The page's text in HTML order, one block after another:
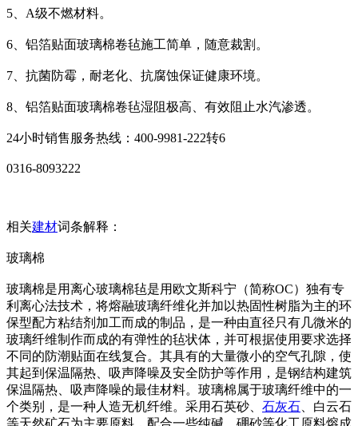
5、A级不燃材料。
6、铝箔贴面玻璃棉卷毡施工简单，随意裁割。
7、抗菌防霉，耐老化、抗腐蚀保证健康环境。
8、铝箔贴面玻璃棉卷毡湿阻极高、有效阻止水汽渗透。
24小时销售服务热线：400-9981-222转6
0316-8093222
相关建材词条解释：
玻璃棉
玻璃棉是用离心玻璃棉毡是用欧文斯科宁（简称OC）独有专
利离心法技术，将熔融玻璃纤维化并加以热固性树脂为主的环
保型配方粘结剂加工而成的制品，是一种由直径只有几微米的
玻璃纤维制作而成的有弹性的毡状体，并可根据使用要求选择
不同的防潮贴面在线复合。其具有的大量微小的空气孔隙，使
其起到保温隔热、吸声降噪及安全防护等作用，是钢结构建筑
保温隔热、吸声降噪的最佳材料。玻璃棉属于玻璃纤维中的一
个类别，是一种人造无机纤维。采用石英砂、 石灰石 、白云石
等天然矿石为主要原料，配合一些纯碱、硼砂等化工原料熔成